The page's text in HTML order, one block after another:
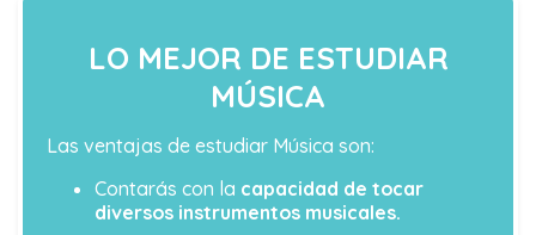
LO MEJOR DE ESTUDIAR
MÚSICA
Las ventajas de estudiar Música son:
Contarás con la capacidad de tocar
diversos instrumentos musicales.